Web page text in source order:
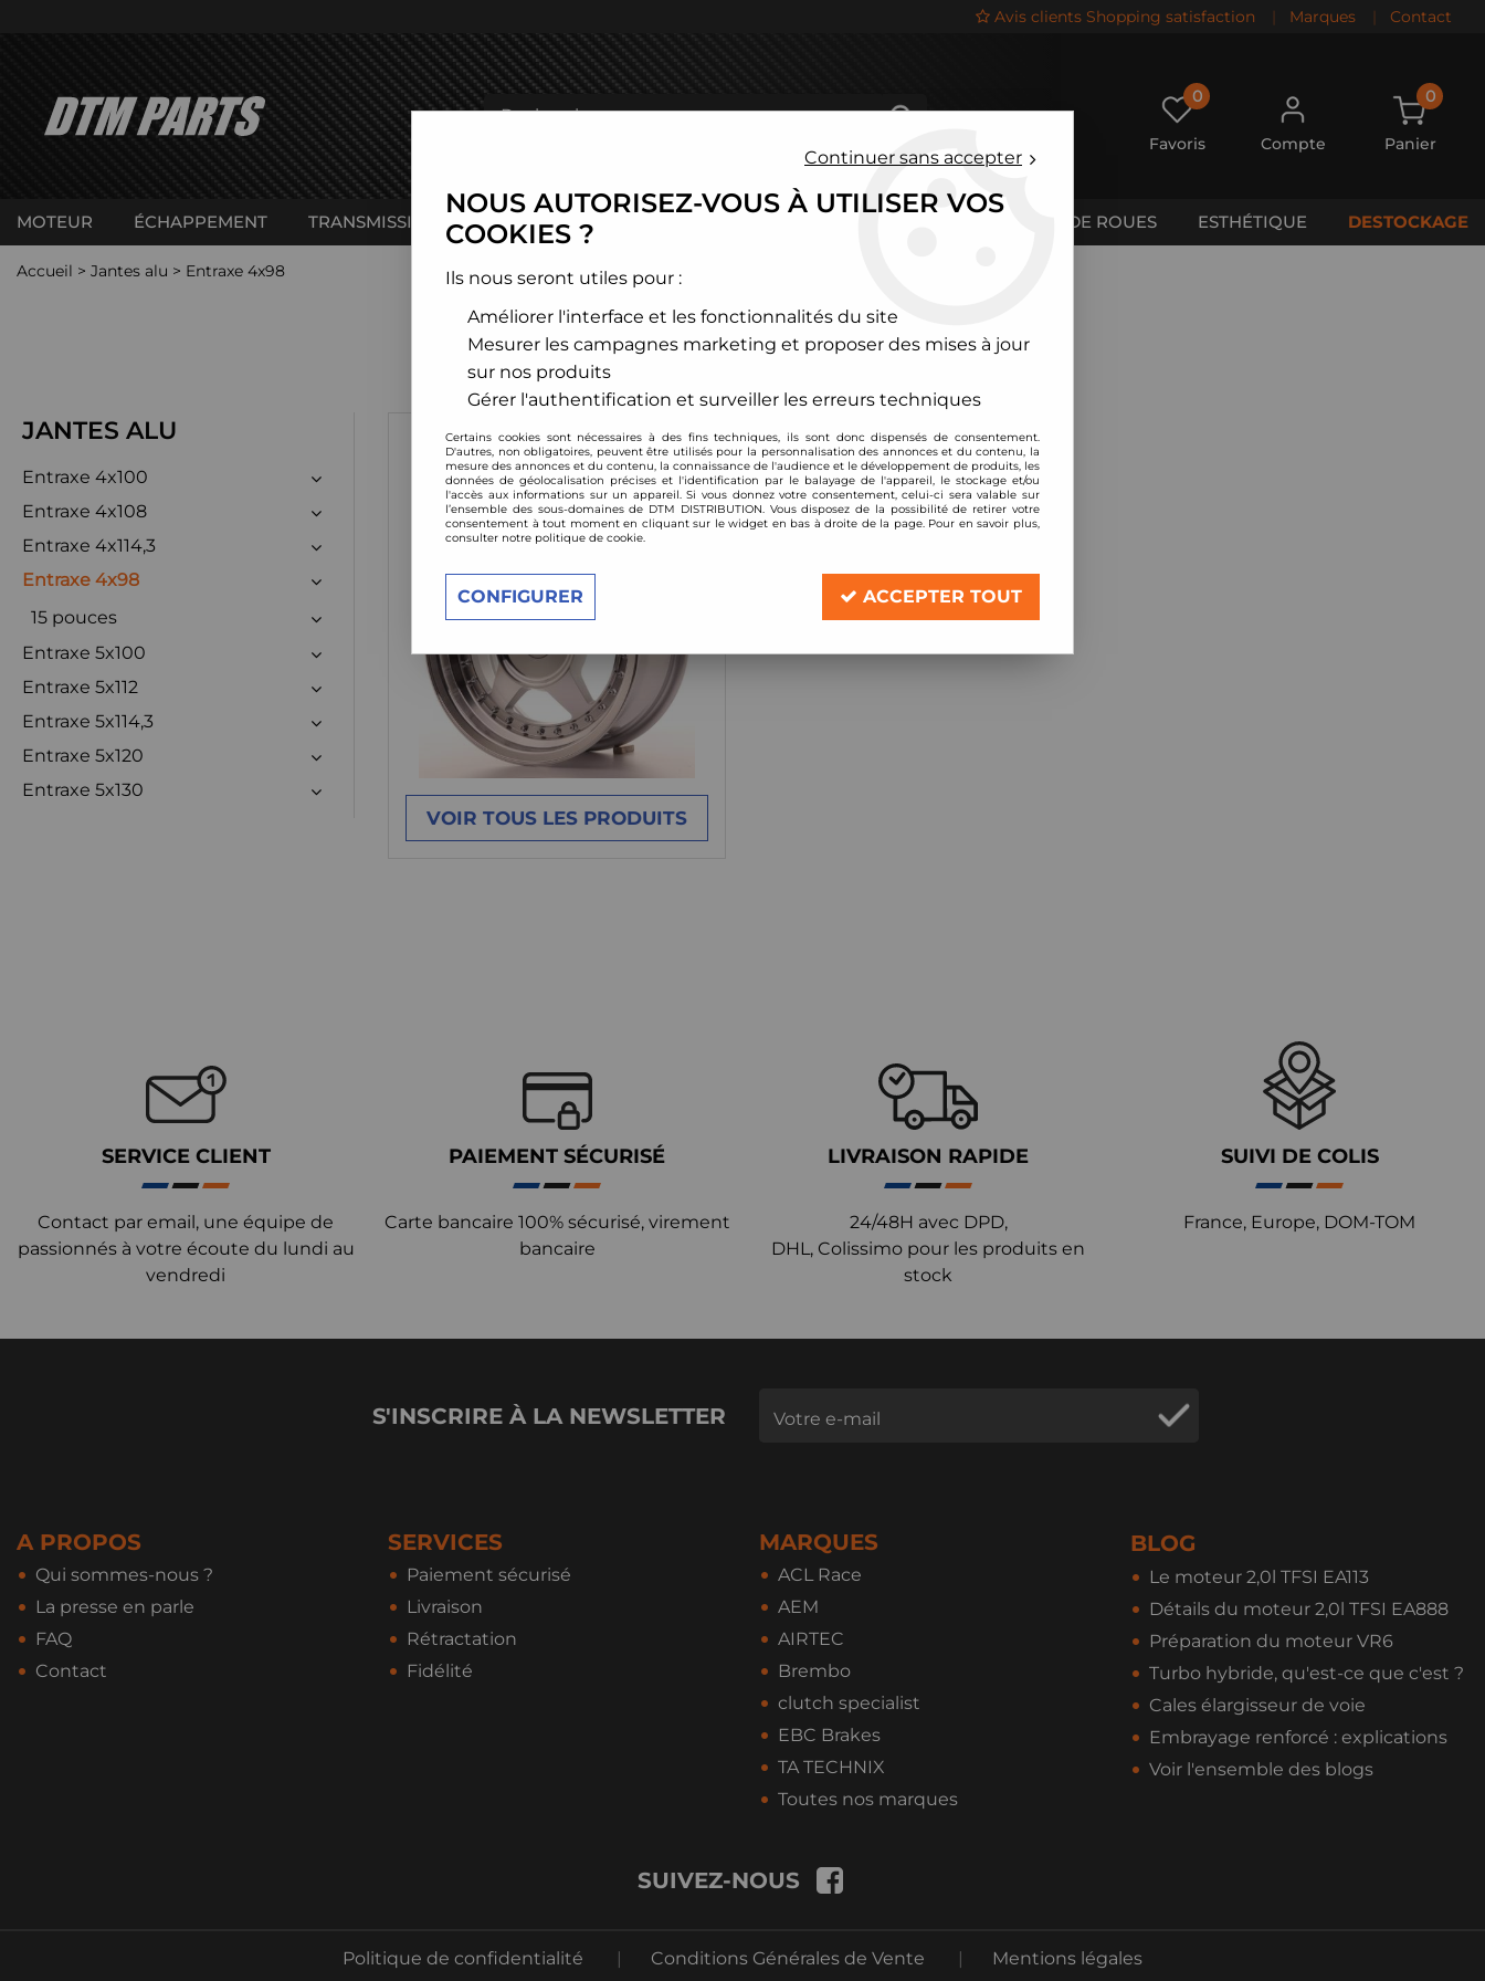
Avis clients Shopping satisfaction | Marques | Contact
0
Favoris Compte
0
Panier
MOTEUR ÉCHAPPEMENT TRANSMISSION CHÂSSIS CALES DE ROUES ESTHÉTIQUE DESTOCKAGE
Accueil > Jantes alu > Entraxe 4x98
ENTRAXE 4X98
JANTES ALU
Entraxe 4x100
Entraxe 4x108
Entraxe 4x114,3
Entraxe 4x98
15 pouces
Entraxe 5x100
Entraxe 5x112
Entraxe 5x114,3
Entraxe 5x120
Entraxe 5x130
15 POUCES
VOIR TOUS LES PRODUITS
SERVICE CLIENT
Contact par email, une équipe de
passionnés à votre écoute du lundi au
vendredi
PAIEMENT SÉCURISÉ
Carte bancaire 100% sécurisé, virement
bancaire
LIVRAISON RAPIDE
24/48H avec DPD,
DHL, Colissimo pour les produits en
stock
SUIVI DE COLIS
France, Europe, DOM-TOM
S'INSCRIRE À LA NEWSLETTER
A PROPOS
Qui sommes-nous ?
La presse en parle
FAQ
Contact
SERVICES
Paiement sécurisé
Livraison
Rétractation
Fidélité
MARQUES
ACL Race
AEM
AIRTEC
Brembo
clutch specialist
EBC Brakes
TA TECHNIX
Toutes nos marques
BLOG
Le moteur 2,0l TFSI EA113
Détails du moteur 2,0l TFSI EA888
Préparation du moteur VR6
Turbo hybride, qu'est-ce que c'est ?
Cales élargisseur de voie
Embrayage renforcé : explications
Voir l'ensemble des blogs
SUIVEZ-NOUS
Politique de confidentialité | Conditions Générales de Vente | Mentions légales
Continuer sans accepter
NOUS AUTORISEZ-VOUS À UTILISER VOS
COOKIES ?
Ils nous seront utiles pour :
Améliorer l'interface et les fonctionnalités du site
Mesurer les campagnes marketing et proposer des mises à jour
sur nos produits
Gérer l'authentification et surveiller les erreurs techniques
Certains cookies sont nécessaires à des fins techniques, ils sont donc dispensés de consentement.
D'autres, non obligatoires, peuvent être utilisés pour la personnalisation des annonces et du contenu, la
mesure des annonces et du contenu, la connaissance de l'audience et le développement de produits, les
données de géolocalisation précises et l'identification par le balayage de l'appareil, le stockage et/ou
l'accès aux informations sur un appareil. Si vous donnez votre consentement, celui-ci sera valable sur
l’ensemble des sous-domaines de DTM DISTRIBUTION. Vous disposez de la possibilité de retirer votre
consentement à tout moment en cliquant sur le widget en bas à droite de la page. Pour en savoir plus,
consulter notre politique de cookie.
CONFIGURER ACCEPTER TOUT